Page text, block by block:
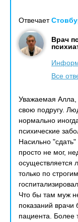
Отвечает
Врач
Все
Уважаемая Алла,
свою подругу.
нормально
психические
Насильно
просто не мог,
осуществляется
только по
Что бы там муж
показаний врачи
пациента. Более